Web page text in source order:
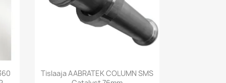
Pikakatselu
Tislaaja AABRATEK COLUMN SMS